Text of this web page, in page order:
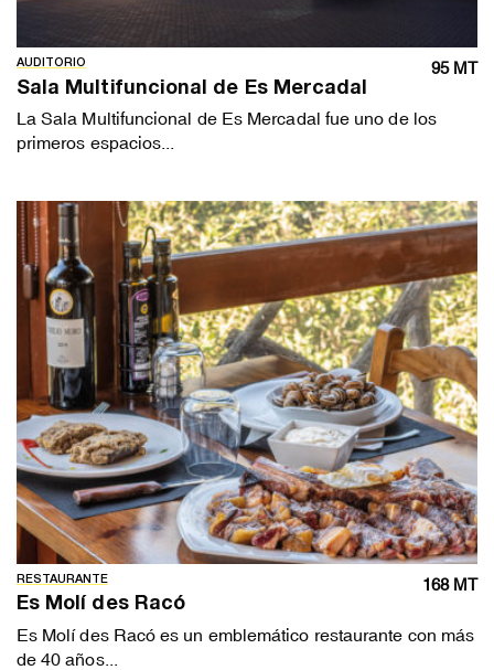
AUDITORIO 95 MT
Sala Multifuncional de Es Mercadal
La Sala Multifuncional de Es Mercadal fue uno de los
primeros espacios...
RESTAURANTE 168 MT
Es Molí des Racó
Es Molí des Racó es un emblemático restaurante con más
de 40 años...